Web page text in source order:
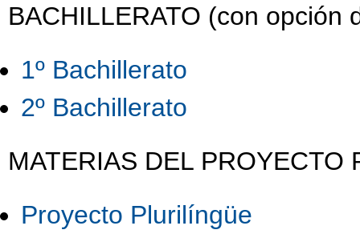
BACHILLERATO (con opción
1º Bachillerato
2º Bachillerato
MATERIAS DEL PROYECTO
Proyecto Plurilíngüe